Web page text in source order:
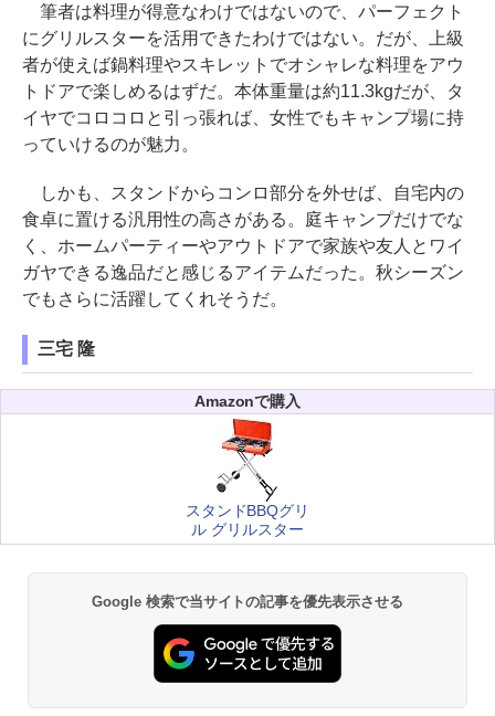
筆者は料理が得意なわけではないので、パーフェクト
にグリルスターを活用できたわけではない。だが、上級
者が使えば鍋料理やスキレットでオシャレな料理をアウ
トドアで楽しめるはずだ。本体重量は約11.3kgだが、タ
イヤでコロコロと引っ張れば、女性でもキャンプ場に持
っていけるのが魅力。
しかも、スタンドからコンロ部分を外せば、自宅内の
食卓に置ける汎用性の高さがある。庭キャンプだけでな
く、ホームパーティーやアウトドアで家族や友人とワイ
ガヤできる逸品だと感じるアイテムだった。秋シーズン
でもさらに活躍してくれそうだ。
三宅 隆
Amazonで購入
スタンドBBQグリ
ル グリルスター
Google 検索で当サイトの記事を優先表示させる